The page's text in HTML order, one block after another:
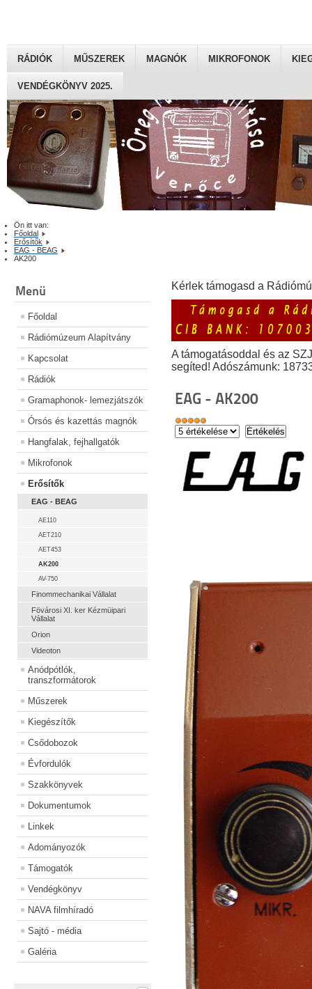
RÁDIÓK MŰSZEREK MAGNÓK MIKROFONOK
VENDÉGKÖNYV 2025.
Ön itt van:
Főoldal
Erősítők
EAG - BEAG
AK200
Menü
Főoldal
Rádiómúzeum Alapítvány
Kapcsolat
Rádiók
Gramaphonok- lemezjátszók
Órsós és kazettás magnók
Hangfalak, fejhallgatók
Mikrofonok
Erősítők
EAG - BEAG
AE110
AET210
AET453
AK200
AV-750
Finommechanikai Vállalat
Fövárosi XI. ker Kézmüipari
Vállalat
Orion
Videoton
Anódpótlók,
transzformátorok
Műszerek
Kiegészítők
Csődobozok
Évfordulók
Szakkönyvek
Dokumentumok
Linkek
Adományozók
Támogatók
Vendégkönyv
NAVA filmhíradó
Sajtó - média
Galéria
Kérlek támogasd a
A támogatásoddal és az
segíted! Adószámunk:
EAG - AK200